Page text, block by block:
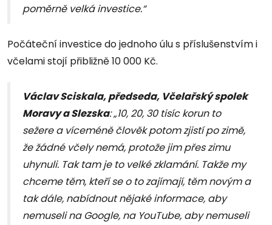
poměrně velká investice.“
Počáteční investice do jednoho úlu s příslušenstvím i
včelami stojí přibližně 10 000 Kč.
Václav Sciskala, předseda, Včelařský spolek
Moravy a Slezska: „10, 20, 30 tisíc korun to
sežere a víceméně člověk potom zjistí po zimě,
že žádné včely nemá, protože jim přes zimu
uhynuli. Tak tam je to velké zklamání. Takže my
chceme těm, kteří se o to zajímají, těm novým a
tak dále, nabídnout nějaké informace, aby
nemuseli na Google, na YouTube, aby nemuseli